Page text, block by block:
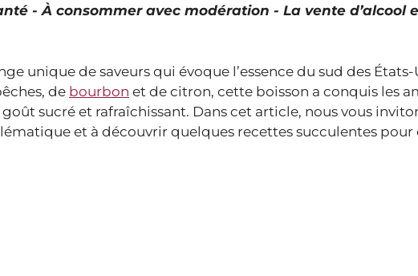
- À consommer avec modération - La vente d’alcool
unique de saveurs qui évoque l’essence du sud des États-
de bourbon et de citron, cette boisson a conquis les
sucré et rafraîchissant. Dans cet article, nous vous
et à découvrir quelques recettes succulentes pour